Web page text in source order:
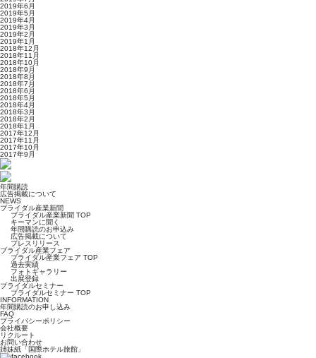
2019年6月
2019年5月
2019年4月
2019年3月
2019年2月
2019年1月
2018年12月
2018年11月
2018年10月
2018年9月
2018年8月
2018年7月
2018年6月
2018年5月
2018年4月
2018年3月
2018年2月
2018年1月
2017年12月
2017年11月
2017年10月
2017年9月
年間購読
広告掲載について
NEWS
ブライダル産業新聞
ブライダル産業新聞 TOP
キーマンに聞く
年間購読のお申込み
広告掲載について
プレスリリース
ブライダル産業フェア
ブライダル産業フェア TOP
過去実績
フォトギャラリー
出展登録
ブライダルセミナー
ブライダルセミナー TOP
INFORMATION
年間購読のお申し込み
FAQ
プライバシーポリシー
会社概要
リクルート
お問い合わせ
姉妹紙「国際ホテル旅館」